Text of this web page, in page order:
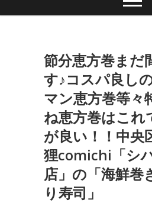
節分恵方巻まだ
す♪コスパ良し
マン恵方巻等々
ね恵方巻はこれ
が良い！！中央
狸comichi「シ
店」の「海鮮巻
り寿司」